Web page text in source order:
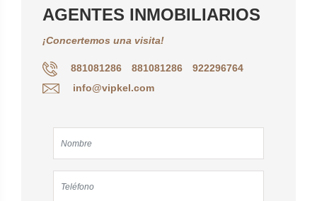
AGENTES INMOBILIARIOS
¡Concertemos una visita!
881081286 881081286
922296764
info@vipkel.com